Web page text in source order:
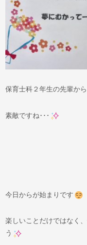
保育士科２年生の先輩か
素敵ですね･･･
今日からが始まりです
楽しいことだけではなく
う